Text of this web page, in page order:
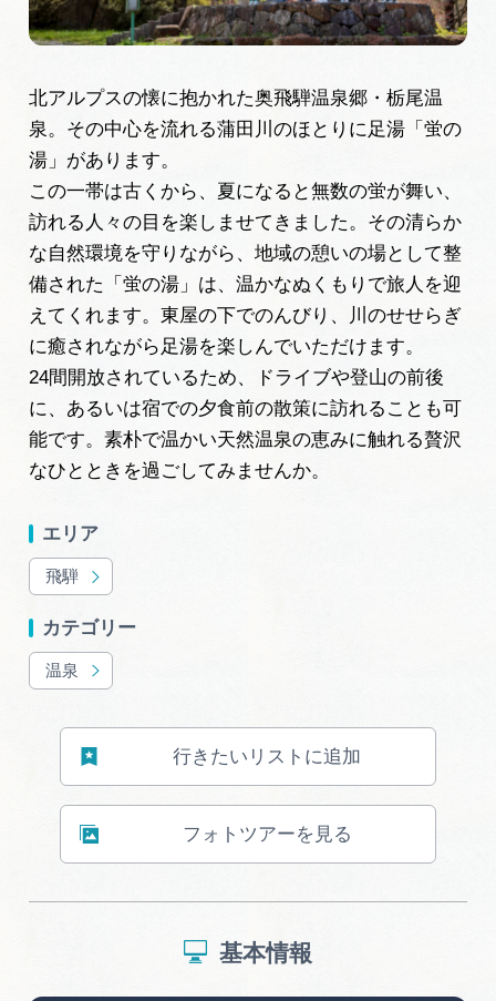
広告掲載
北アルプスの懐に抱かれた奥飛騨温泉郷・栃尾温
泉。その中心を流れる蒲田川のほとりに足湯「蛍の
湯」があります。
この一帯は古くから、夏になると無数の蛍が舞い、
訪れる人々の目を楽しませてきました。その清らか
な自然環境を守りながら、地域の憩いの場として整
備された「蛍の湯」は、温かなぬくもりで旅人を迎
えてくれます。東屋の下でのんびり、川のせせらぎ
に癒されながら足湯を楽しんでいただけます。
24間開放されているため、ドライブや登山の前後
に、あるいは宿での夕食前の散策に訪れることも可
能です。素朴で温かい天然温泉の恵みに触れる贅沢
なひとときを過ごしてみませんか。
エリア
飛騨
カテゴリー
温泉
行きたいリストに追加
フォトツアーを見る
基本情報